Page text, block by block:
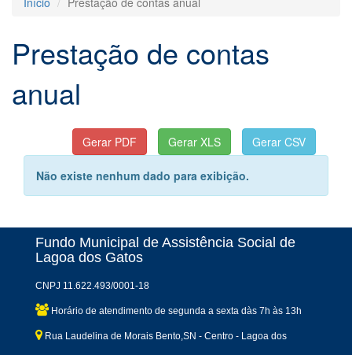
Prestação de contas
anual
Não existe nenhum dado para exibição.
Fundo Municipal de Assistência Social de
Lagoa dos Gatos
CNPJ 11.622.493/0001-18
Horário de atendimento de segunda a sexta dàs 7h às 13h
Rua Laudelina de Morais Bento,SN - Centro - Lagoa dos